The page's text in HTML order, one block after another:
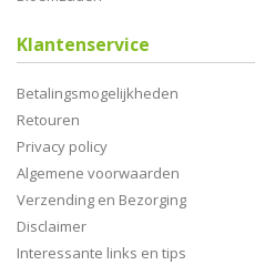
Klantenservice
Betalingsmogelijkheden
Retouren
Privacy policy
Algemene voorwaarden
Verzending en Bezorging
Disclaimer
Interessante links en tips